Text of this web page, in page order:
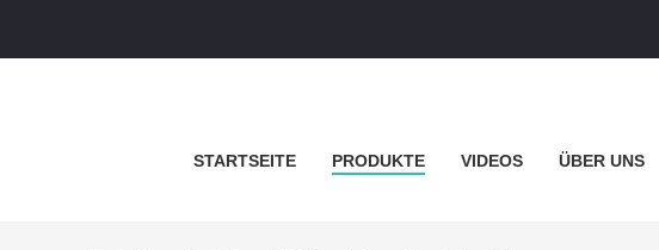
STARTSEITE PRODUKTE VIDEOS ÜBER UNS